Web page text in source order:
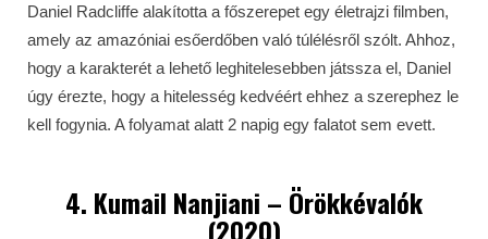
Daniel Radcliffe alakította a főszerepet egy életrajzi filmben,
amely az amazóniai esőerdőben való túlélésről szólt. Ahhoz,
hogy a karakterét a lehető leghitelesebben játssza el, Daniel
úgy érezte, hogy a hitelesség kedvéért ehhez a szerephez le
kell fogynia. A folyamat alatt 2 napig egy falatot sem evett.
4. Kumail Nanjiani – Örökkévalók
(2020)